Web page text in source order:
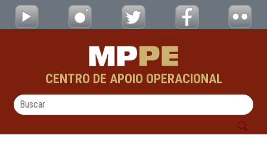
Skip to Main Content
Material de Apoio - CAOs
CENTRO DE APOIO OPERACIONAL